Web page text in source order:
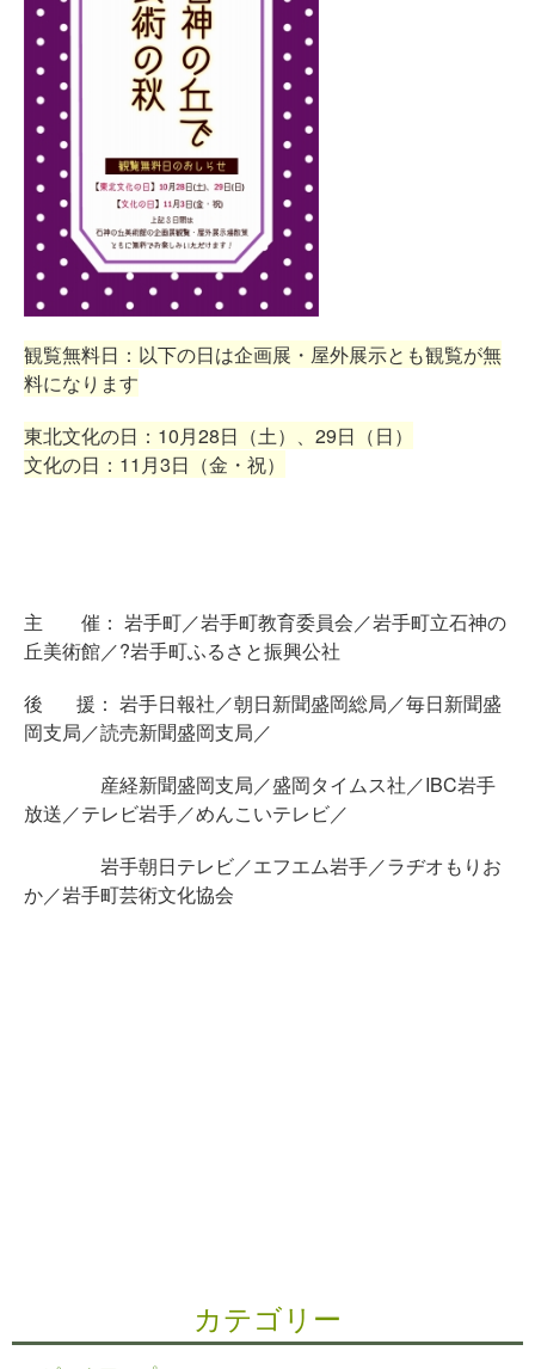
観覧無料日：以下の日は企画展・屋外展示とも観覧が無
料になります
東北文化の日：10月28日（土）、29日（日）
文化の日：11月3日（金・祝）
主 催： 岩手町／岩手町教育委員会／岩手町立石神の
丘美術館／?岩手町ふるさと振興公社
後 援： 岩手日報社／朝日新聞盛岡総局／毎日新聞盛
岡支局／読売新聞盛岡支局／
産経新聞盛岡支局／盛岡タイムス社／IBC岩手
放送／テレビ岩手／めんこいテレビ／
岩手朝日テレビ／エフエム岩手／ラヂオもりお
か／岩手町芸術文化協会
カテゴリー